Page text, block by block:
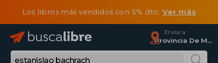
Los libros más vendidos con 5% dtoVer más
Enviar a
Provincia De Madrid